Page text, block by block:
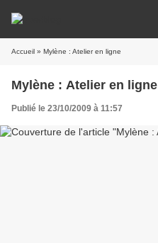
Accueil » Mylène : Atelier en ligne
Mylène : Atelier en ligne
Publié le 23/10/2009 à 11:57